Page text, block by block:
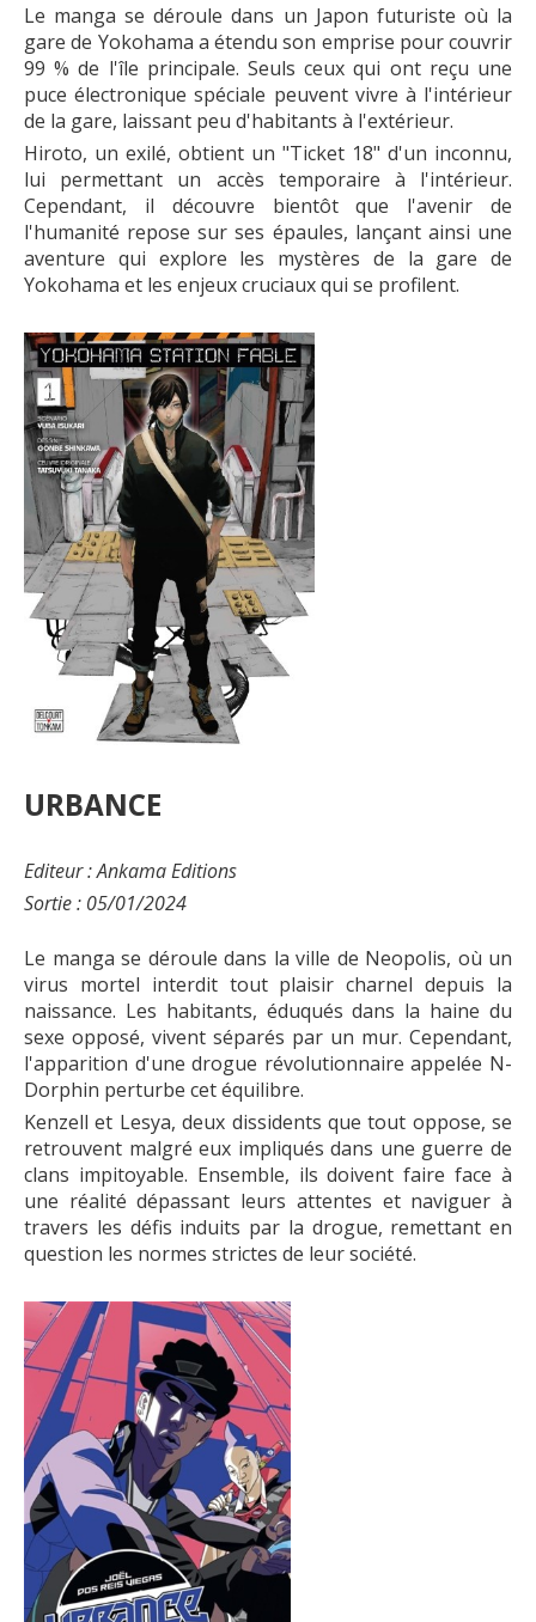
Le manga se déroule dans un Japon futuriste où la
gare de Yokohama a étendu son emprise pour couvrir
99 % de l'île principale. Seuls ceux qui ont reçu une
puce électronique spéciale peuvent vivre à l'intérieur
de la gare, laissant peu d'habitants à l'extérieur.
Hiroto, un exilé, obtient un "Ticket 18" d'un inconnu,
lui permettant un accès temporaire à l'intérieur.
Cependant, il découvre bientôt que l'avenir de
l'humanité repose sur ses épaules, lançant ainsi une
aventure qui explore les mystères de la gare de
Yokohama et les enjeux cruciaux qui se profilent.
URBANCE
Editeur : Ankama Editions
Sortie : 05/01/2024
Le manga se déroule dans la ville de Neopolis, où un
virus mortel interdit tout plaisir charnel depuis la
naissance. Les habitants, éduqués dans la haine du
sexe opposé, vivent séparés par un mur. Cependant,
l'apparition d'une drogue révolutionnaire appelée N-
Dorphin perturbe cet équilibre.
Kenzell et Lesya, deux dissidents que tout oppose, se
retrouvent malgré eux impliqués dans une guerre de
clans impitoyable. Ensemble, ils doivent faire face à
une réalité dépassant leurs attentes et naviguer à
travers les défis induits par la drogue, remettant en
question les normes strictes de leur société.